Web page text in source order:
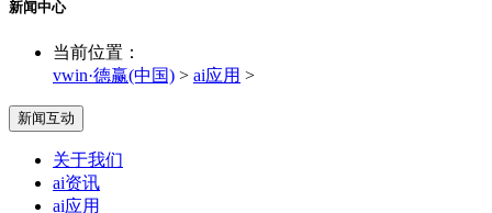
新闻中心
当前位置：
vwin·德赢(中国) > ai应用 >
新闻互动
关于我们
ai资讯
ai应用